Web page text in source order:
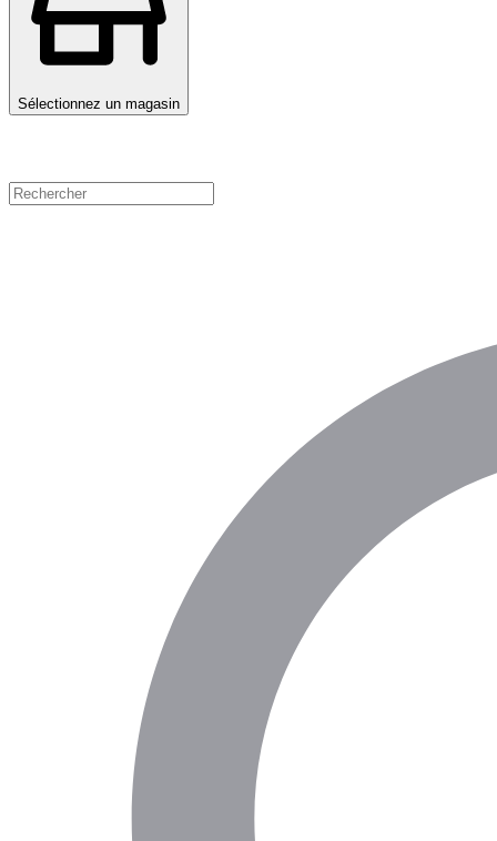
Sélectionnez un magasin